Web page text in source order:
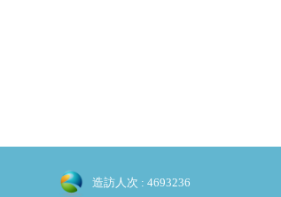
造訪人次 : 4693236